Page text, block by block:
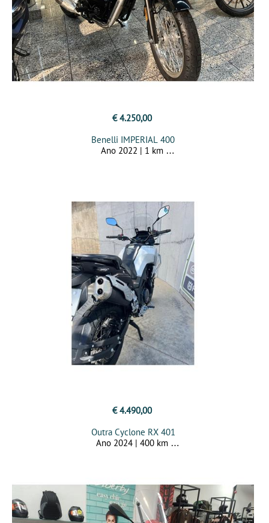
€ 4.250,00
Benelli IMPERIAL 400
Ano 2022 | 1 km
€ 4.490,00
Outra Cyclone RX 401
Ano 2024 | 400 km